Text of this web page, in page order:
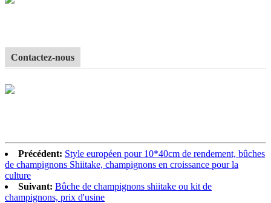
Contactez-nous
Précédent: Style européen pour 10*40cm de rendement, bûches
de champignons Shiitake, champignons en croissance pour la
culture
Suivant: Bûche de champignons shiitake ou kit de
champignons, prix d'usine